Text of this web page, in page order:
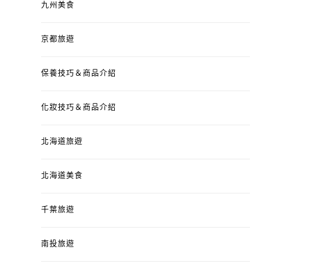
九州美食
京都旅遊
保養技巧＆商品介紹
化妝技巧＆商品介紹
北海道旅遊
北海道美食
千葉旅遊
南投旅遊